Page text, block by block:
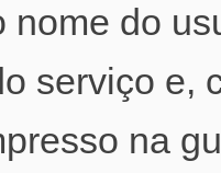
nome do
serviço e,
na